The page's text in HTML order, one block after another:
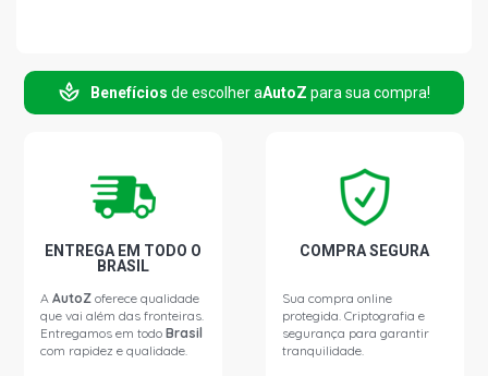
Benefícios de escolher aAutoZ para sua compra!
ENTREGA EM TODO O
BRASIL
AAutoZ oferece qualidade
que vai além das fronteiras.
Entregamos em todoBrasil
com rapidez e qualidade.
COMPRA SEGURA
Sua compra online
protegida. Criptografia e
segurança para garantir
tranquilidade.